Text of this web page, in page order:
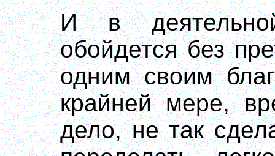
И в
обойдется без
одним своим
крайней мере,
дело, не так